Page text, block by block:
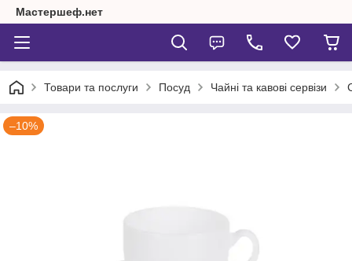
Мастершеф.нет
Товари та послуги Посуд Чайні та кавові сервізи
–10%